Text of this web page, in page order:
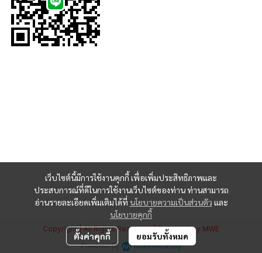
เว็บไซต์นี้มีการใช้งานคุกกี้ เพื่อเพิ่มประสิทธิภาพและ
ประสบการณ์ที่ดีในการใช้งานเว็บไซต์ของท่าน ท่านสามารถ
อ่านรายละเอียดเพิ่มเติมได้ที่ นโยบายความเป็นส่วนตัว และ
นโยบายคุกกี้
ตั้งค่าคุกกี้ ยอมรับทั้งหมด
Copyright | All Rights Reserved | Powered by MWE
Powered By MakeWebEasy